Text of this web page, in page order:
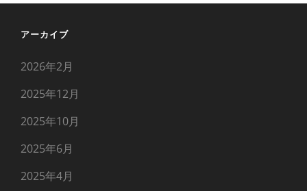
アーカイブ
2026年2月
2025年12月
2025年10月
2025年6月
2025年4月